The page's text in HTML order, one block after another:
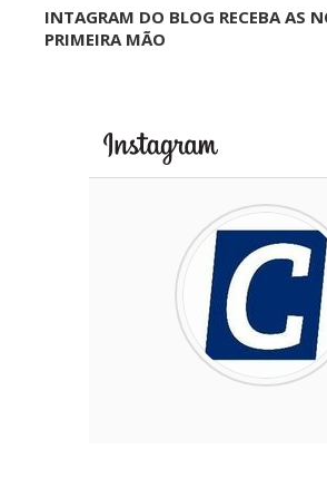
INTAGRAM DO BLOG RECEBA AS
PRIMEIRA MÃO